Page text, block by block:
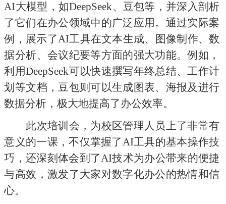
AI大模型，如DeepSeek、豆包等，并深入剖析
了它们在办公领域中的广泛应用。通过实际案
例，展示了AI工具在文本生成、图像制作、数
据分析、会议纪要等方面的强大功能。例如，
利用DeepSeek可以快速撰写年终总结、工作计
划等文档，豆包则可以生成图表、海报及进行
数据分析，极大地提高了办公效率。
此次培训会，为校区管理人员上了非常有
意义的一课，不仅掌握了AI工具的基本操作技
巧，还深刻体会到了AI技术为办公带来的便捷
与高效，激发了大家对数字化办公的热情和信
心。